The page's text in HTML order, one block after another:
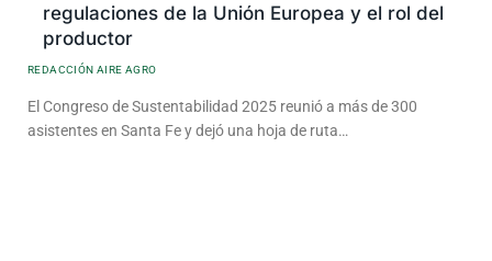
regulaciones de la Unión Europea y el rol del
productor
REDACCIÓN AIRE AGRO
El Congreso de Sustentabilidad 2025 reunió a más de 300
asistentes en Santa Fe y dejó una hoja de ruta…